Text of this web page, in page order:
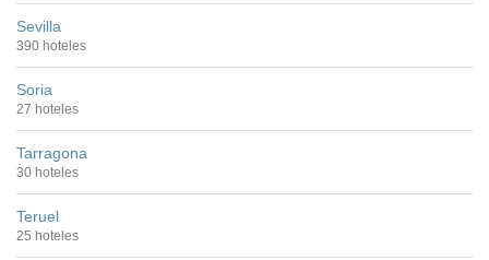
Sevilla
390 hoteles
Soria
27 hoteles
Tarragona
30 hoteles
Teruel
25 hoteles